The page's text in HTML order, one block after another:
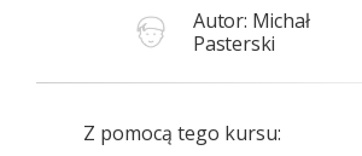
Autor: Michał
Pasterski
Z pomocą tego kursu: